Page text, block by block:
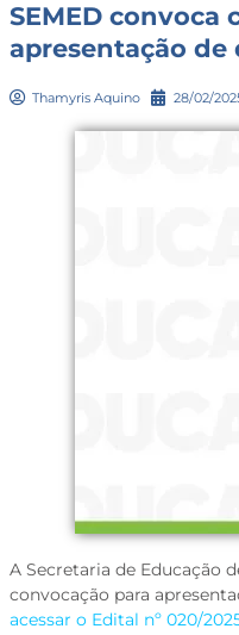
SEMED convoca
apresentação
Thamyris Aquino 28/02/
A Secretaria de Educação
convocação para
acessar o Edital nº 020/